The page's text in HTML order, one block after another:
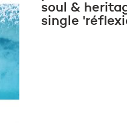
soul &
single